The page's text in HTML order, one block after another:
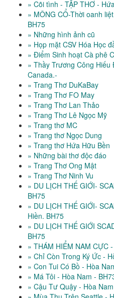
» Cõi tình - TẬP THƠ -
» MÔNG CỔ-Thời oanh
BH75
» Những hình ảnh cũ
» Họp mặt CSV Hóa Học
» Điểm Sinh hoạt Cà phê
» Thầy Trương Công
Canada.-
» Trang Thơ DuKaBay
» Trang Thơ FO May
» Trang Thơ Lan Thảo
» Trang Thơ Lê Ngọc Mỹ
» Trang thơ MC
» Trang thơ Ngọc Dung
» Trang thơ Hứa Hữu Bền
» Những bài thơ độc đáo
» Trang Thơ Ong Mật
» Trang Thơ Ninh Vu
» DU LỊCH THẾ GIỚI-
BH75
» DU LỊCH THẾ GIỚI-
Hiền. BH75
» DU LỊCH THẾ GIỚI
BH75
» THÁM HIỂM NAM CỰC
» Chỉ Còn Trong Ký Ức -
» Con Tui Có Bồ - Hòa
» Má Tôi - Hòa Nam -
» Cậu Tư Quậy - Hòa